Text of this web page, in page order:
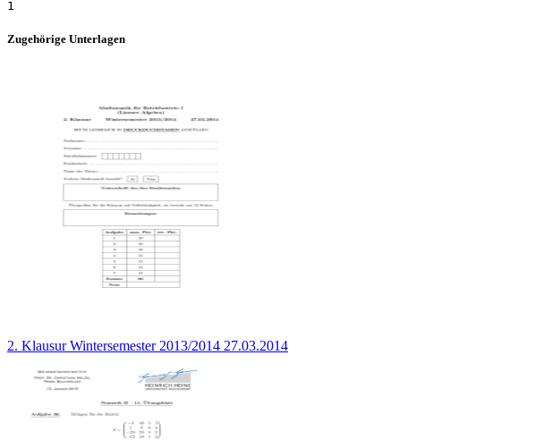
Zugehörige Unterlagen
2. Klausur Wintersemester 2013/2014 27.03.2014